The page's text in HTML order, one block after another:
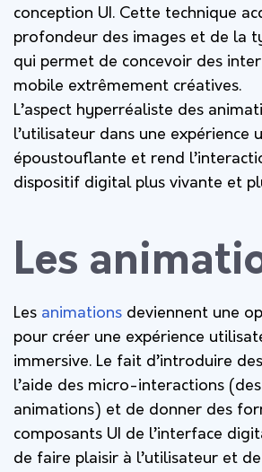
conception UI. Cette technique
profondeur des images et de la
qui permet de concevoir des
mobile extrêmement créatives.
L’aspect hyperréaliste des
l’utilisateur dans une expérience
époustouflante et rend
dispositif digital plus vivante et
Les
Les animations deviennent une
pour créer une expérience
immersive. Le fait d’introduire
l’aide des micro-interactions
animations) et de donner des
composants UI de l’interface
de faire plaisir à l’utilisateur et